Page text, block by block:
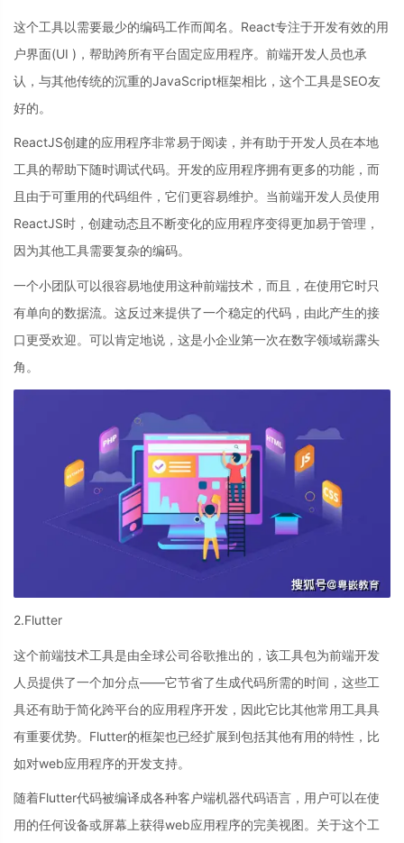
这个工具以需要最少的编码工作而闻名。React专注于开发有效的用
户界面(UI )，帮助跨所有平台固定应用程序。前端开发人员也承
认，与其他传统的沉重的JavaScript框架相比，这个工具是SEO友
好的。
ReactJS创建的应用程序非常易于阅读，并有助于开发人员在本地
工具的帮助下随时调试代码。开发的应用程序拥有更多的功能，而
且由于可重用的代码组件，它们更容易维护。当前端开发人员使用
ReactJS时，创建动态且不断变化的应用程序变得更加易于管理，
因为其他工具需要复杂的编码。
一个小团队可以很容易地使用这种前端技术，而且，在使用它时只
有单向的数据流。这反过来提供了一个稳定的代码，由此产生的接
口更受欢迎。可以肯定地说，这是小企业第一次在数字领域崭露头
角。
2.Flutter
这个前端技术工具是由全球公司谷歌推出的，该工具包为前端开发
人员提供了一个加分点——它节省了生成代码所需的时间，这些工
具还有助于简化跨平台的应用程序开发，因此它比其他常用工具具
有重要优势。Flutter的框架也已经扩展到包括其他有用的特性，比
如对web应用程序的开发支持。
随着Flutter代码被编译成各种客户端机器代码语言，用户可以在使
用的任何设备或屏幕上获得web应用程序的完美视图。关于这个工